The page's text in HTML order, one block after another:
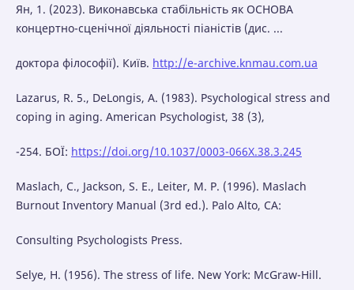
Ян, 1. (2023). Виконавська стабільність як OCHOBA
концертно-сценічної діяльності піаністів (дис. ...
доктора філософії). Київ. http://e-archive.knmau.com.ua
Lazarus, R. 5., DeLongis, A. (1983). Psychological stress and
coping in aging. American Psychologist, 38 (3),
-254. БОЇ: https://doi.org/10.1037/0003-066X.38.3.245
Maslach, C., Jackson, S. E., Leiter, M. P. (1996). Maslach
Burnout Inventory Manual (3rd ed.). Palo Alto, CA:
Consulting Psychologists Press.
Selye, H. (1956). The stress of life. New York: McGraw-Hill.